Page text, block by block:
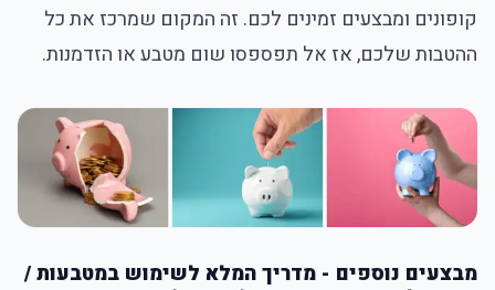
קופונים ומבצעים זמינים לכם. זה המקום שמרכז את כל
ההטבות שלכם, אז אל תפספסו שום מטבע או הזדמנות.
מבצעים נוספים - מדריך המלא לשימוש במטבעות /